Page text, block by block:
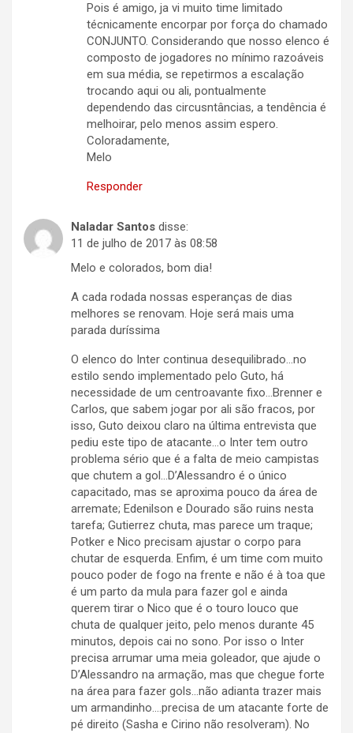
Pois é amigo, ja vi muito time limitado
técnicamente encorpar por força do chamado
CONJUNTO. Considerando que nosso elenco é
composto de jogadores no mínimo razoáveis
em sua média, se repetirmos a escalação
trocando aqui ou ali, pontualmente
dependendo das circusntâncias, a tendência é
melhoirar, pelo menos assim espero.
Coloradamente,
Melo
Responder
Naladar Santos disse:
11 de julho de 2017 às 08:58
Melo e colorados, bom dia!
A cada rodada nossas esperanças de dias
melhores se renovam. Hoje será mais uma
parada duríssima
O elenco do Inter continua desequilibrado…no
estilo sendo implementado pelo Guto, há
necessidade de um centroavante fixo…Brenner e
Carlos, que sabem jogar por ali são fracos, por
isso, Guto deixou claro na última entrevista que
pediu este tipo de atacante…o Inter tem outro
problema sério que é a falta de meio campistas
que chutem a gol…D’Alessandro é o único
capacitado, mas se aproxima pouco da área de
arremate; Edenilson e Dourado são ruins nesta
tarefa; Gutierrez chuta, mas parece um traque;
Potker e Nico precisam ajustar o corpo para
chutar de esquerda. Enfim, é um time com muito
pouco poder de fogo na frente e não é à toa que
é um parto da mula para fazer gol e ainda
querem tirar o Nico que é o touro louco que
chuta de qualquer jeito, pelo menos durante 45
minutos, depois cai no sono. Por isso o Inter
precisa arrumar uma meia goleador, que ajude o
D’Alessandro na armação, mas que chegue forte
na área para fazer gols…não adianta trazer mais
um armandinho….precisa de um atacante forte de
pé direito (Sasha e Cirino não resolveram). No